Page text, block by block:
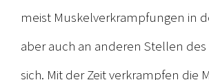
meist Muskelverkrampfungen in
aber auch an anderen Stellen
sich. Mit der Zeit verkrampfen die